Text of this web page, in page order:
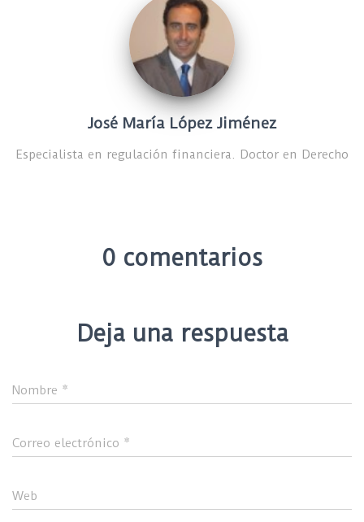
José María López Jiménez
Especialista en regulación financiera. Doctor en Derecho
0 comentarios
Deja una respuesta
Nombre *
Correo electrónico *
Web